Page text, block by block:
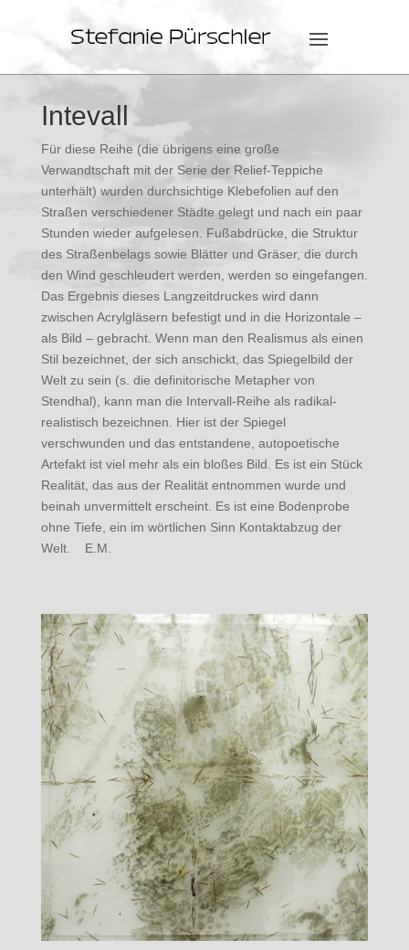
Intevall
Für diese Reihe (die übrigens eine große
Verwandtschaft mit der Serie der Relief-Teppiche
unterhält) wurden durchsichtige Klebefolien auf den
Straßen verschiedener Städte gelegt und nach ein paar
Stunden wieder aufgelesen. Fußabdrücke, die Struktur
des Straßenbelags sowie Blätter und Gräser, die durch
den Wind geschleudert werden, werden so eingefangen.
Das Ergebnis dieses Langzeitdruckes wird dann
zwischen Acrylgläsern befestigt und in die Horizontale –
als Bild – gebracht. Wenn man den Realismus als einen
Stil bezeichnet, der sich anschickt, das Spiegelbild der
Welt zu sein (s. die definitorische Metapher von
Stendhal), kann man die Intervall-Reihe als radikal-
realistisch bezeichnen. Hier ist der Spiegel
verschwunden und das entstandene, autopoetische
Artefakt ist viel mehr als ein bloßes Bild. Es ist ein Stück
Realität, das aus der Realität entnommen wurde und
beinah unvermittelt erscheint. Es ist eine Bodenprobe
ohne Tiefe, ein im wörtlichen Sinn Kontaktabzug der
Welt. E.M.